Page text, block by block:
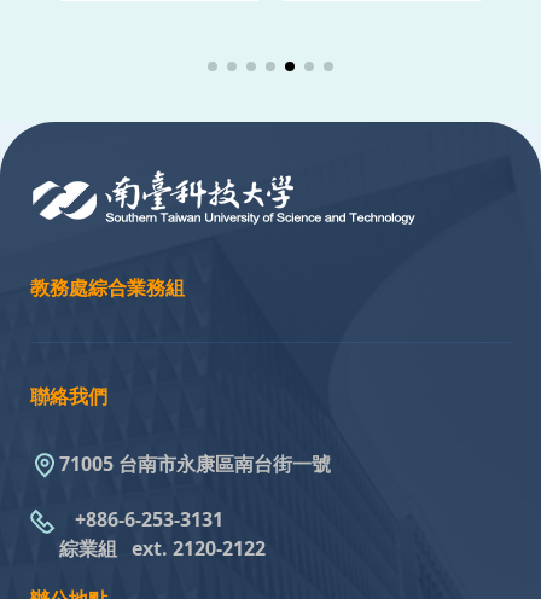
教務處綜合業務組
聯絡我們
71005 台南市永康區南台街一號
+886-6-253-3131
綜業組 ext. 2120-2122